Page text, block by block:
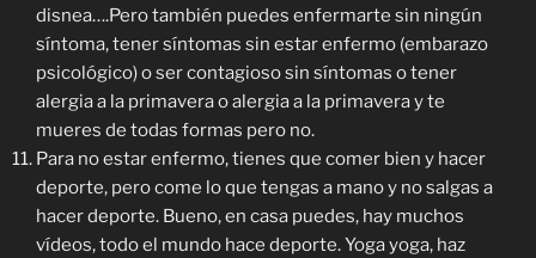
disnea….Pero también puedes enfermarte sin ningún
síntoma, tener síntomas sin estar enfermo (embarazo
psicológico) o ser contagioso sin síntomas o tener
alergia a la primavera o alergia a la primavera y te
mueres de todas formas pero no.
Para no estar enfermo, tienes que comer bien y hacer
deporte, pero come lo que tengas a mano y no salgas a
hacer deporte. Bueno, en casa puedes, hay muchos
vídeos, todo el mundo hace deporte. Yoga yoga, haz